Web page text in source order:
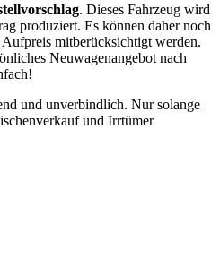
. Dieses Fahrzeug wird
produziert. Es können daher noch
mitberücksichtigt werden.
Neuwagenangebot nach
und unverbindlich. Nur solange
und Irrtümer